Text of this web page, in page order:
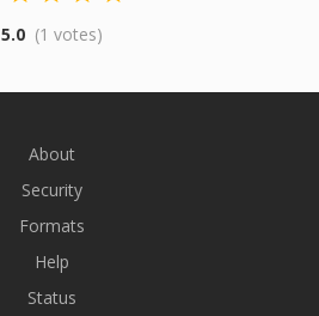
5.0 (1 votes)
About
Security
Formats
Help
Status